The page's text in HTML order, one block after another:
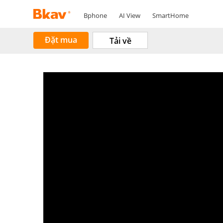
Bphone AI View SmartHome
Đặt mua Tải về